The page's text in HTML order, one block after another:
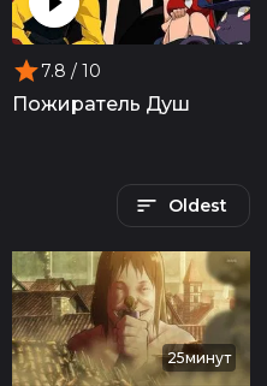
7.8 / 10
Пожиратель Душ
Oldest
25минут